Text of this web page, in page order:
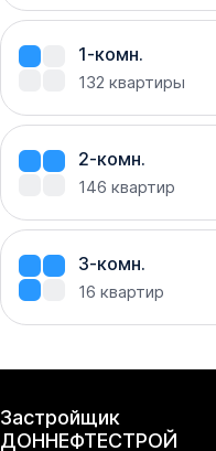
1-комн.
132 квартиры
2-комн.
146 квартир
3-комн.
16 квартир
Застройщик
ДОННЕФТЕСТРОЙ